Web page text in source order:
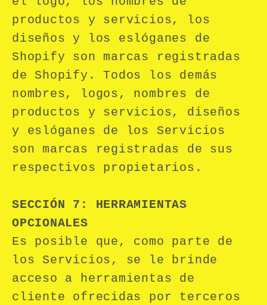
productos y servicios, los
diseños y los eslóganes de
Shopify son marcas registradas
de Shopify. Todos los demás
nombres, logos, nombres de
productos y servicios, diseños
y eslóganes de los Servicios
son marcas registradas de sus
respectivos propietarios.
SECCIÓN 7: HERRAMIENTAS
OPCIONALES
Es posible que, como parte de
los Servicios, se le brinde
acceso a herramientas de
cliente ofrecidas por terceros